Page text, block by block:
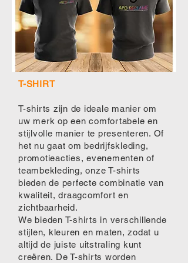
T-SHIRT
T-shirts zijn de ideale manier om
uw merk op een comfortabele en
stijlvolle manier te presenteren. Of
het nu gaat om bedrijfskleding,
promotieacties, evenementen of
teambekleding, onze T-shirts
bieden de perfecte combinatie van
kwaliteit, draagcomfort en
zichtbaarheid.
We bieden T-shirts in verschillende
stijlen, kleuren en maten, zodat u
altijd de juiste uitstraling kunt
creëren. De T-shirts worden